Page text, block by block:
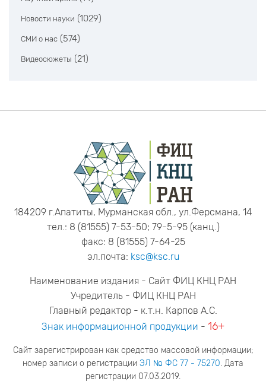
Новости науки (1029)
СМИ о нас (574)
Видеосюжеты (21)
184209 г.Апатиты, Мурманская обл., ул.Ферсмана, 14
тел.: 8 (81555) 7-53-50; 79-5-95 (канц.)
факс: 8 (81555) 7-64-25
эл.почта: ksc@ksc.ru
Наименование издания - Сайт ФИЦ КНЦ РАН
Учредитель - ФИЦ КНЦ РАН
Главный редактор - к.т.н. Карпов А.С.
Знак информационной продукции - 16+
Сайт зарегистрирован как средство массовой информации;
номер записи о регистрации ЭЛ № ФС 77 - 75270. Дата
регистрации 07.03.2019.